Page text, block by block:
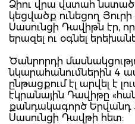
Ձիու վրա վստահ
կեցվածք ունեցող
Սասունցի Դավիթն էր,
երազել ու օգնել
Ծանրորդի
նկարահանումներին 4
ընթացքում էլ արվել է
էկրանային Դավիթը
քանդակագործ Երվանդ
Սասունցի Դավթի հետ: